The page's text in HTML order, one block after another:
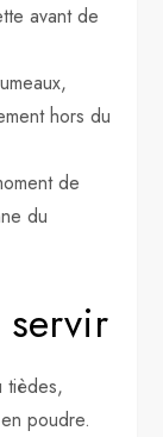
avant de
hors du
de
du
servir
tièdes,
poudre.